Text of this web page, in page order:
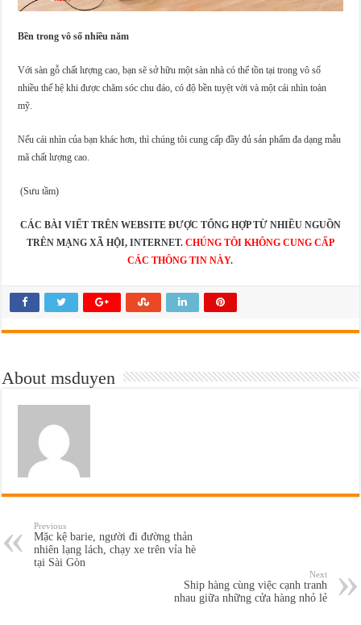
Bền trong vô số nhiều năm
Với sàn gỗ chất lượng cao, bạn sẽ sở hữu một sàn nhà có thể tồn tại trong vô số
nhiều thế hệ khi được chăm sóc chu đáo, có độ bền tuyệt vời và một cái nhìn toàn
mỹ.
Nếu cái nhìn của bạn khác hơn, thì chúng tôi cung cấp đầy đủ sản phẩm đa dạng mẫu
mã chất lượng cao.
(Sưu tầm)
CÁC BÀI VIẾT TRÊN WEBSITE ĐƯỢC TỔNG HỢP TỪ NHIỀU NGUỒN
TRÊN MẠNG XÃ HỘI, INTERNET. CHÚNG TÔI KHÔNG CUNG CẤP
CÁC THÔNG TIN NÀY.
About msduyen
Previous
Mặc kệ barie, người đi đường thản
nhiên lạng lách, chạy xe trên vỉa hè
tại Sài Gòn
Next
Ship hàng cùng việc cạnh tranh
nhau giữa những cửa hàng nhỏ lẻ